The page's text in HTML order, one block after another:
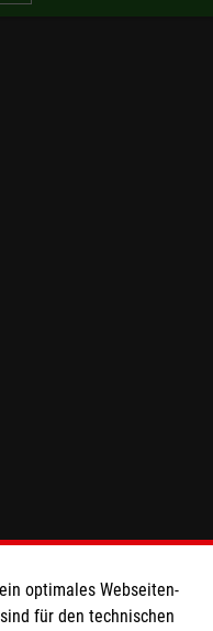
e.V.
optimales Webseiten-
für den technischen